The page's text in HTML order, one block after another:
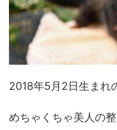
2018年5月2日生まれ
めちゃくちゃ美人の整